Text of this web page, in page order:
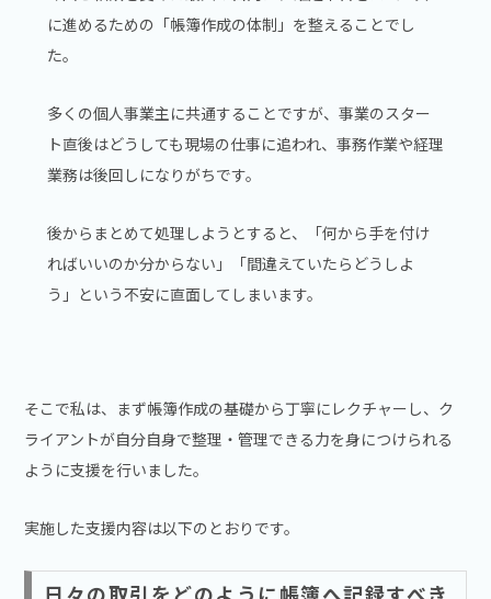
に進めるための「帳簿作成の体制」を整えることでし
た。
多くの個人事業主に共通することですが、事業のスター
ト直後はどうしても現場の仕事に追われ、事務作業や経理
業務は後回しになりがちです。
後からまとめて処理しようとすると、「何から手を付け
ればいいのか分からない」「間違えていたらどうしよ
う」という不安に直面してしまいます。
そこで私は、まず帳簿作成の基礎から丁寧にレクチャーし、ク
ライアントが自分自身で整理・管理できる力を身につけられる
ように支援を行いました。
実施した支援内容は以下のとおりです。